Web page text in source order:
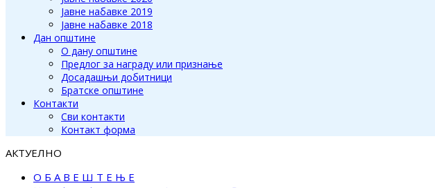
Јавне набавке 2019
Јавне набавке 2018
Дан општине
О дану општине
Предлог за награду или признање
Досадашњи добитници
Братске општине
Контакти
Сви контакти
Контакт форма
АКТУЕЛНО
О Б А В Е Ш Т Е Њ Е